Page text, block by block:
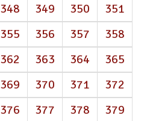
348 349 350
351
355 356 357
358
362 363 364
365
369 370 371
372
376 377 378
379